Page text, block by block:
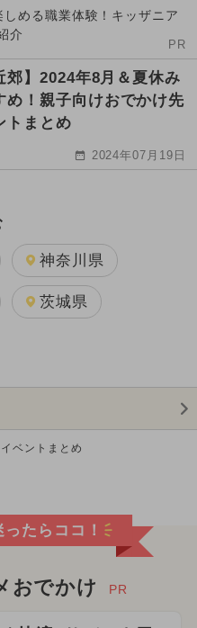
める職業体験！キッザニア
介
PR
郊】2024年8月＆夏休み
め！親子向けおでかけ先
トまとめ
2024年07月19日
神奈川県
茨城県
ベントまとめ
たらココ！
おでかけ PR